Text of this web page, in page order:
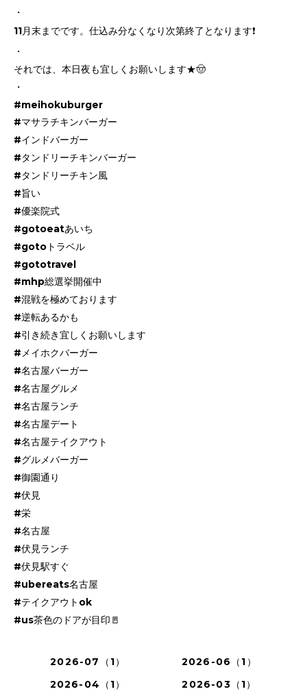
・
11月末までです。仕込み分なくなり次第終了となります❗️
・
それでは、本日夜も宜しくお願いします★🤠
・
#meihokuburger
#マサラチキンバーガー
#インドバーガー
#タンドリーチキンバーガー
#タンドリーチキン風
#旨い
#優楽院式
#gotoeatあいち
#gotoトラベル
#gototravel
#mhp総選挙開催中
#混戦を極めております
#逆転あるかも
#引き続き宜しくお願いします
#メイホクバーガー
#名古屋バーガー
#名古屋グルメ
#名古屋ランチ
#名古屋デート
#名古屋テイクアウト
#グルメバーガー
#御園通り
#伏見
#栄
#名古屋
#伏見ランチ
#伏見駅すぐ
#ubereats名古屋
#テイクアウトok
#us茶色のドアが目印🚪
2026-07（1）
2026-06（1）
2026-04（1）
2026-03（1）